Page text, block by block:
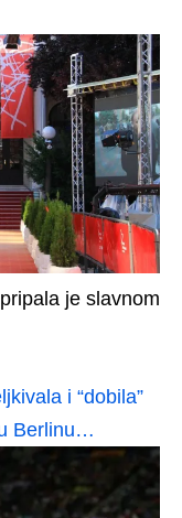
je slavnom
i “dobila”
Berlinu…